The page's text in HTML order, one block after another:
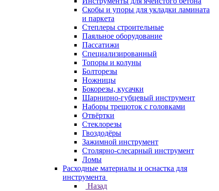
Скобы и упоры для укладки ламината
и паркета
Степлеры строительные
Паяльное оборудование
Пассатижи
Специализированный
Топоры и колуны
Болторезы
Ножницы
Бокорезы, кусачки
Шарнирно-губцевый инструмент
Наборы трещоток с головками
Отвёртки
Стеклорезы
Гвоздодёры
Зажимной инструмент
Столярно-слесарный инструмент
Ломы
Расходные материалы и оснастка для
инструмента
Назад